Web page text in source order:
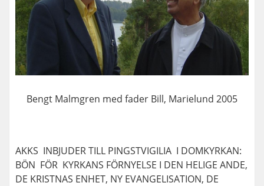
Bengt Malmgren med fader Bill, Marielund 2005
AKKS INBJUDER TILL PINGSTVIGILIA I DOMKYRKAN:
BÖN FÖR KYRKANS FÖRNYELSE I DEN HELIGE ANDE,
DE KRISTNAS ENHET, NY EVANGELISATION, DE